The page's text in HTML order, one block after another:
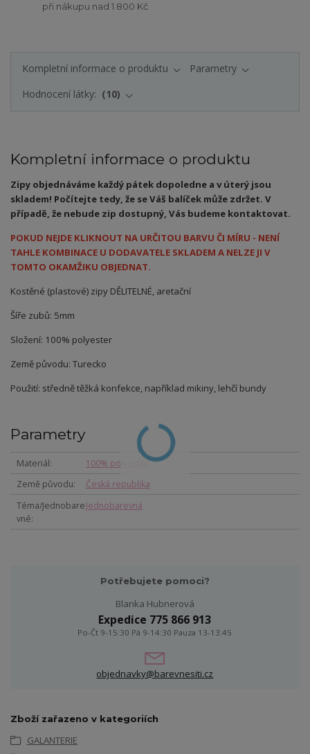
při nákupu nad 1 800 Kč
Kompletní informace o produktu
Parametry
Hodnocení látky:
10
Kompletní informace o produktu
Zipy objednáváme každý pátek dopoledne a v úterý jsou
skladem! Počítejte tedy, že se Váš balíček může zdržet. V
případě, že nebude zip dostupný, Vás budeme kontaktovat.
POKUD NEJDE KLIKNOUT NA URČITOU BARVU ČI MÍRU - NENÍ
TAHLE KOMBINACE U DODAVATELE SKLADEM A NELZE JI V
TOMTO OKAMŽIKU OBJEDNAT.
Kostěné (plastové) zipy DĚLITELNÉ, aretační
Šíře zubů: 5mm
Složení: 100% polyester
Země původu: Turecko
Použití: středně těžká konfekce, například mikiny, lehčí bundy
Parametry
Materiál
100% polyester
Země původu
Česká republika
Téma/Jednobare
vné
Jednobarevná
Potřebujete pomoci?
Blanka Hubnerová
Expedice 775 866 913
Po-Čt 9-15:30 Pá 9-14:30 Pauza 13-13:45
objednavky@barevnesiti.cz
Zboží zařazeno v kategoriích
GALANTERIE